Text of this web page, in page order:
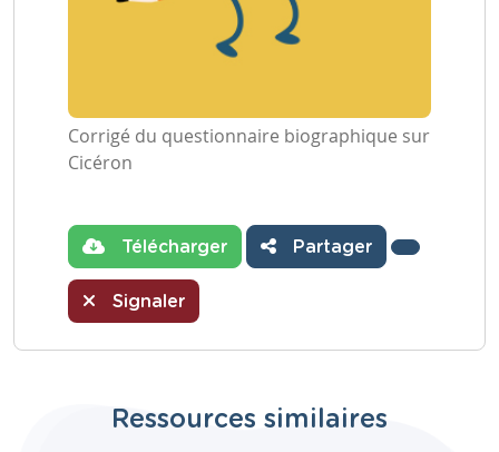
Corrigé du questionnaire biographique sur
Cicéron
Télécharger Partager
Signaler
Ressources similaires